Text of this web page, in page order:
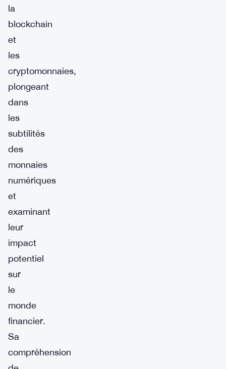
la
blockchain
et
les
cryptomonnaies,
plongeant
dans
les
subtilités
des
monnaies
numériques
et
examinant
leur
impact
potentiel
sur
le
monde
financier.
Sa
compréhension